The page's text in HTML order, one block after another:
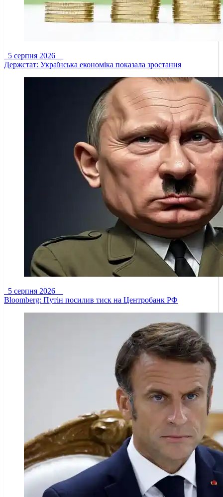
5 серпня 2026
Держстат: Українська економіка показала зростання
5 серпня 2026
Bloomberg: Путін посилив тиск на Центробанк РФ